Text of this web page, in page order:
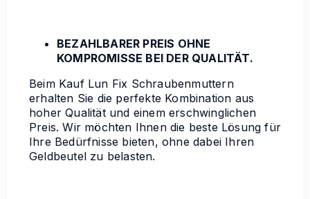
BEZAHLBARER PREIS OHNE
KOMPROMISSE BEI DER QUALITÄT.
Beim Kauf Lun Fix Schraubenmuttern
erhalten Sie die perfekte Kombination aus
hoher Qualität und einem erschwinglichen
Preis. Wir möchten Ihnen die beste Lösung für
Ihre Bedürfnisse bieten, ohne dabei Ihren
Geldbeutel zu belasten.